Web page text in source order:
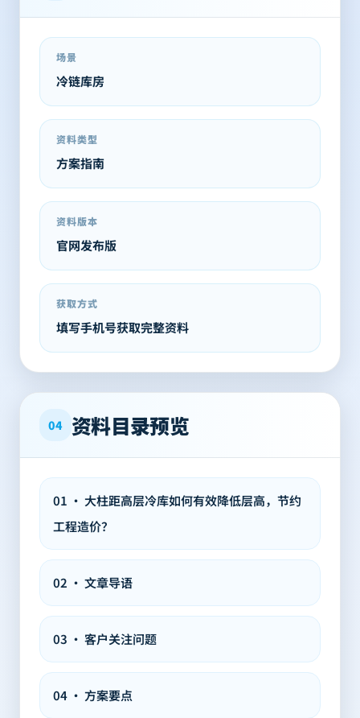
场景
冷链库房
资料类型
方案指南
资料版本
官网发布版
获取方式
填写手机号获取完整资料
04 资料目录预览
01 · 大柱距高层冷库如何有效降低层高，节约
工程造价？
02 · 文章导语
03 · 客户关注问题
04 · 方案要点